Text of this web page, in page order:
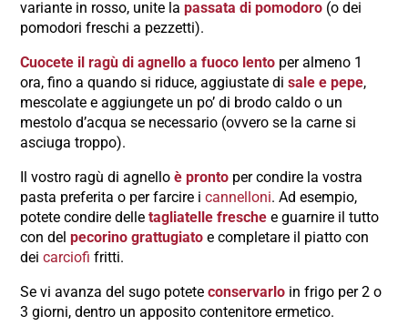
variante in rosso, unite lapassata di pomodoro (o dei
pomodori freschi a pezzetti).
Cuocete il ragù di agnello a fuoco lento per almeno 1
ora, fino a quando si riduce, aggiustate disale e pepe,
mescolate e aggiungete un po’ di brodo caldo o un
mestolo d’acqua se necessario (ovvero se la carne si
asciuga troppo).
Il vostro ragù di agnelloè pronto per condire la vostra
pasta preferita o per farcire icannelloni. Ad esempio,
potete condire delle tagliatelle fresche e guarnire il tutto
con delpecorino grattugiato e completare il piatto con
deicarciofi fritti.
Se vi avanza del sugo poteteconservarlo in frigo per 2 o
3 giorni, dentro un apposito contenitore ermetico.